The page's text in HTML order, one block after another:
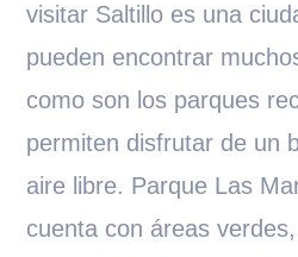
visitar Saltillo es una
pueden encontrar
como son los parques
permiten disfrutar de un
aire libre. Parque Las
cuenta con áreas